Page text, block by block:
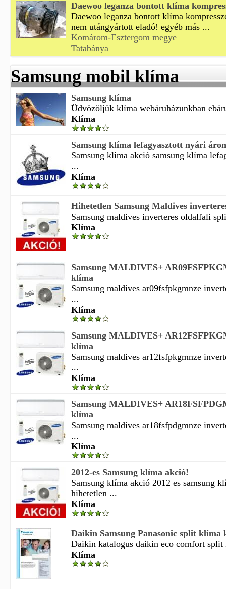
Daewoo leganza bontott klíma
Daewoo leganza bontott klíma
nem utángyártott eladó! egyéb más ...
Komárom-Esztergom megye
Tatabánya
Samsung mobil klíma
Samsung klíma
Üdvözöljük klíma webáruházunkban
Klíma
Samsung klíma lefagyasztott nyári
Samsung klíma akció samsung klíma
...
Klíma
Hihetetlen Samsung Maldives
Samsung maldives inverteres oldalfali
Klíma
Samsung MALDIVES+
klíma
Samsung maldives ar09fsfpkgmnze
...
Klíma
Samsung MALDIVES+
klíma
Samsung maldives ar12fsfpkgmnze
...
Klíma
Samsung MALDIVES+
klíma
Samsung maldives ar18fsfpdgmnze
...
Klíma
2012-es Samsung klíma akció!
Samsung klíma akció 2012 es samsung
hihetetlen ...
Klíma
Daikin Samsung Panasonic split klíma
Daikin katalogus daikin eco comfort
Klíma